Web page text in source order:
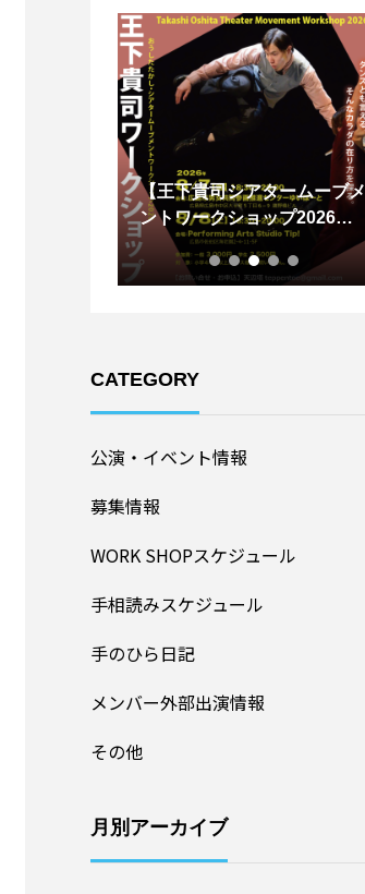
８月のワークショップのお知
らせです。
CATEGORY
公演・イベント情報
募集情報
WORK SHOPスケジュール
手相読みスケジュール
手のひら日記
メンバー外部出演情報
その他
月別アーカイブ